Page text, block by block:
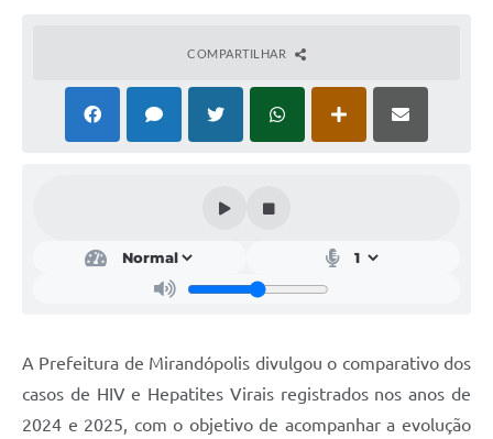
Ouvidoria
Serviços Online
Perguntas Frequentes
COMPARTILHAR
A Prefeitura de Mirandópolis divulgou o comparativo dos
casos de HIV e Hepatites Virais registrados nos anos de
2024 e 2025, com o objetivo de acompanhar a evolução